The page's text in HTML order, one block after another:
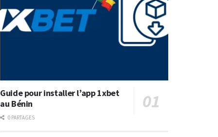
Guide pour installer l’app 1xbet
au Bénin
0 PARTAGES